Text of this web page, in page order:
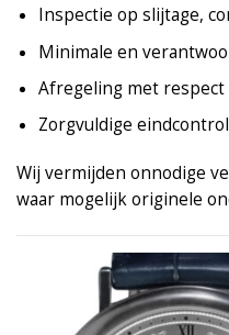
Inspectie op slijtage,
Minimale en
Afregeling met
Zorgvuldige
Wij vermijden onnodige
waar mogelijk originele